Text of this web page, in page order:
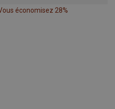
économisez 28%